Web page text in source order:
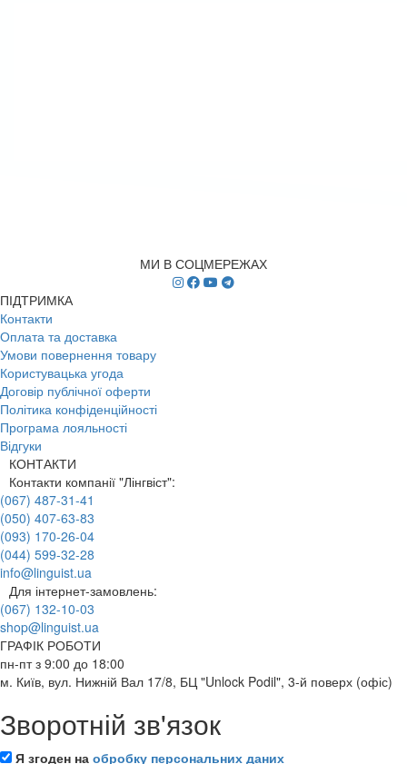
МИ В СОЦМЕРЕЖАХ
ПІДТРИМКА
Контакти
Оплата та доставка
Умови повернення товару
Користувацька угода
Договір публічної оферти
Політика конфіденційності
Програма лояльності
Відгуки
КОНТАКТИ
Контакти компанії "Лінгвіст":
(067) 487-31-41
(050) 407-63-83
(093) 170-26-04
(044) 599-32-28
info@linguist.ua
Для інтернет-замовлень:
(067) 132-10-03
shop@linguist.ua
ГРАФІК РОБОТИ
пн-пт з 9:00 до 18:00
м. Київ, вул. Нижній Вал 17/8, БЦ "Unlock Podil", 3-й поверх (офіс)
Зворотній зв'язок
Я згоден на обробку персональних даних